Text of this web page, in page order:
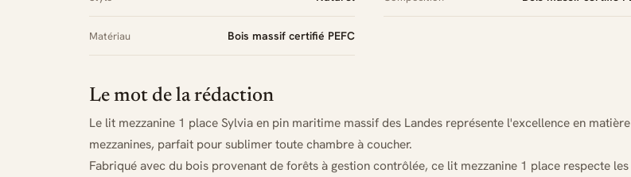
Matériau Bois massif certifié PEFC
Le mot de la rédaction
Le lit mezzanine 1 place Sylvia en pin maritime massif des Landes représente l'excellence en
mezzanines, parfait pour sublimer toute chambre à coucher.
Fabriqué avec du bois provenant de forêts à gestion contrôlée, ce lit mezzanine 1 place respecte les